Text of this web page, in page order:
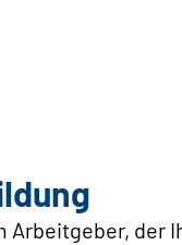
Arbeitgeber,